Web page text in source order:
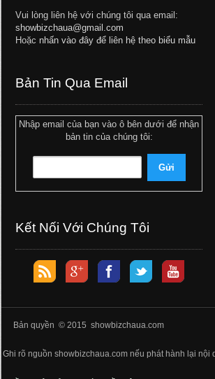
Vui lòng liên hệ với chúng tôi qua email:
showbizchaua@gmail.com
Hoặc nhấn vào đây để liên hệ theo biểu mẫu
Bản Tin Qua Email
Nhập email của bạn vào ô bên dưới để nhận
bản tin của chúng tôi:
Kết Nối Với Chúng Tôi
Bản quyền © 2015 showbizchaua.com
Ghi rõ nguồn showbizchaua.com nếu phát hành lại nội